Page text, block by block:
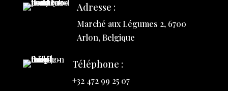
Adresse :
Marché aux Légumes 2, 6700
Arlon, Belgique
Téléphone :
+32 472 99 25 07